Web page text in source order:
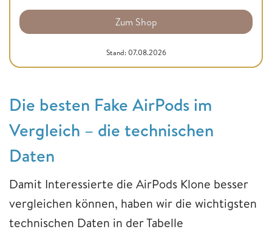
Zum Shop
Stand: 07.08.2026
Die besten Fake AirPods im
Vergleich – die technischen
Daten
Damit Interessierte die AirPods Klone besser
vergleichen können, haben wir die wichtigsten
technischen Daten in der Tabelle